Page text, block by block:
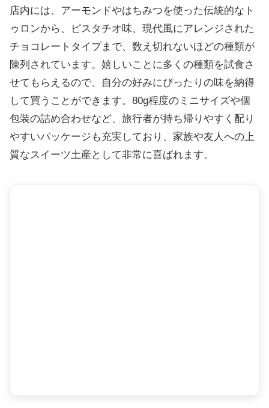
店内には、アーモンドやはちみつを使った伝統的なト
ゥロンから、ピスタチオ味、現代風にアレンジされた
チョコレートタイプまで、数え切れないほどの種類が
陳列されています。嬉しいことに多くの種類を試食さ
せてもらえるので、自分の好みにぴったりの味を納得
して買うことができます。80g程度のミニサイズや個
包装の詰め合わせなど、旅行者が持ち帰りやすく配り
やすいパッケージも充実しており、家族や友人への上
質なスイーツ土産として非常に喜ばれます。